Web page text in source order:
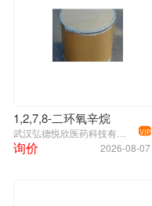
1,2,7,8-二环氧辛烷
VIP
2026-08-07
询价